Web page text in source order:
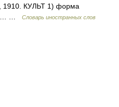
1910. КУЛЬТ 1) форма
…
Словарь иностранных слов